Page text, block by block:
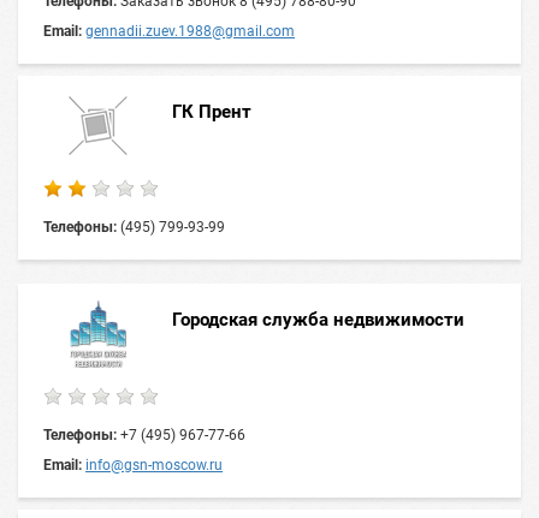
Email: gennadii.zuev.1988@gmail.com
ГК Прент
Телефоны: (495) 799-93-99
Городская служба недвижимости
Телефоны: +7 (495) 967-77-66
Email: info@gsn-moscow.ru